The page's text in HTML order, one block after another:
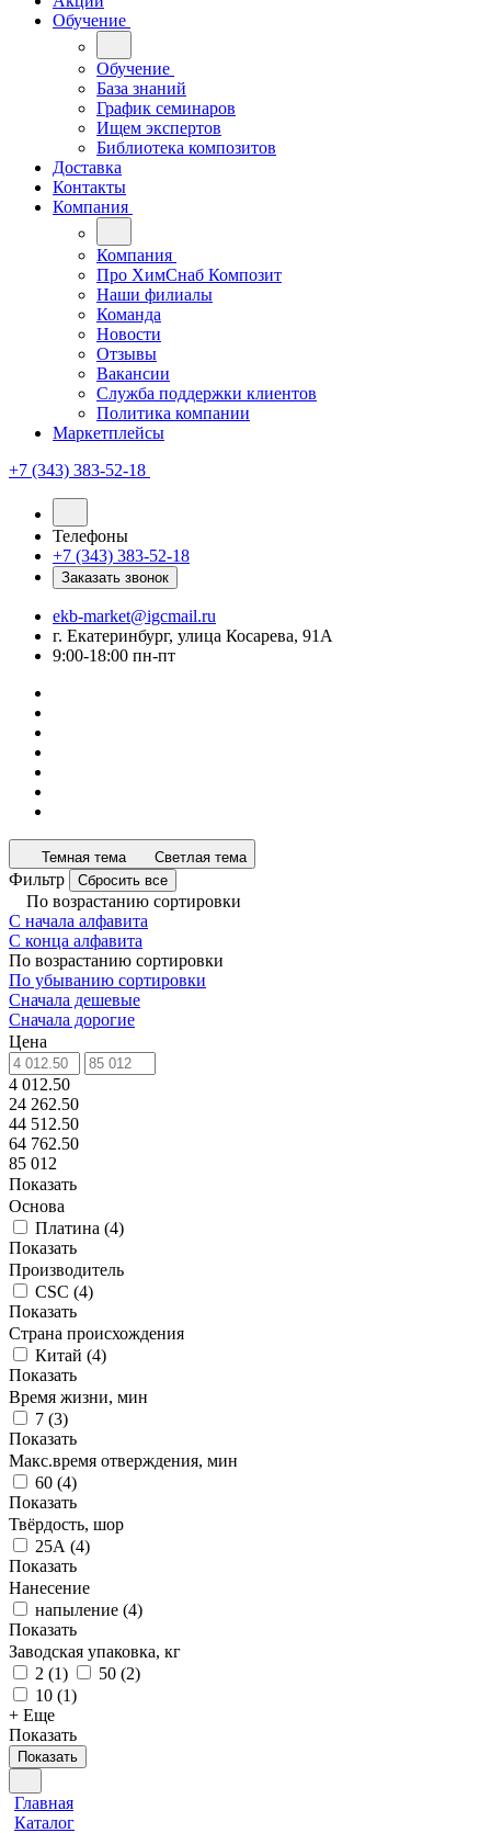
Обучение
Обучение
База знаний
График семинаров
Ищем экспертов
Библиотека композитов
Доставка
Контакты
Компания
Компания
Про ХимСнаб Композит
Наши филиалы
Команда
Новости
Отзывы
Вакансии
Служба поддержки клиентов
Политика компании
Маркетплейсы
+7 (343) 383-52-18
Телефоны
+7 (343) 383-52-18
Заказать звонок
ekb-market@igcmail.ru
г. Екатеринбург, улица Косарева, 91А
9:00-18:00 пн-пт
Темная тема Светлая тема
Фильтр Сбросить все
По возрастанию сортировки
С начала алфавита
С конца алфавита
По возрастанию сортировки
По убыванию сортировки
Сначала дешевые
Сначала дорогие
Цена
4 012.50
24 262.50
44 512.50
64 762.50
85 012
Показать
Основа
Платина (4)
Показать
Производитель
CSC (4)
Показать
Страна происхождения
Китай (4)
Показать
Время жизни, мин
7 (3)
Показать
Макс.время отверждения, мин
60 (4)
Показать
Твёрдость, шор
25А (4)
Показать
Нанесение
напыление (4)
Показать
Заводская упаковка, кг
2 (1) 50 (2)
10 (1)
+ Еще
Показать
Показать
Главная
Каталог